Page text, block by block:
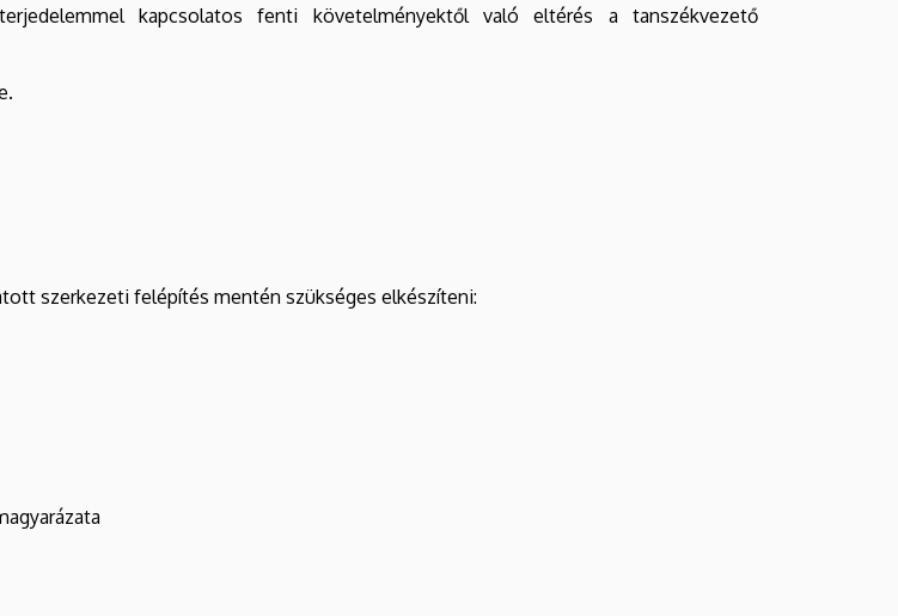
kapcsolatos fenti követelményektől való eltérés a tanszékvezető
szerkezeti felépítés mentén szükséges elkészíteni: